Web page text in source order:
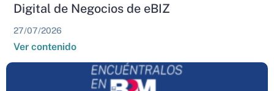
Digital de Negocios de eBIZ
27/07/2026
Ver contenido